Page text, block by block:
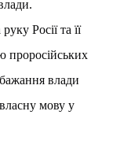
Росії та її
проросійських
влади
мову у